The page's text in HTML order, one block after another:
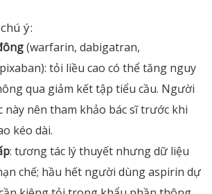
ý:
(warfarin, dabigatran,
tỏi liều cao có thể tăng nguy
qua giảm kết tập tiểu cầu. Người
này nên tham khảo bác sĩ trước khi
kéo dài.
: tương tác lý thuyết nhưng dữ liệu
chế; hầu hết người dùng aspirin dự